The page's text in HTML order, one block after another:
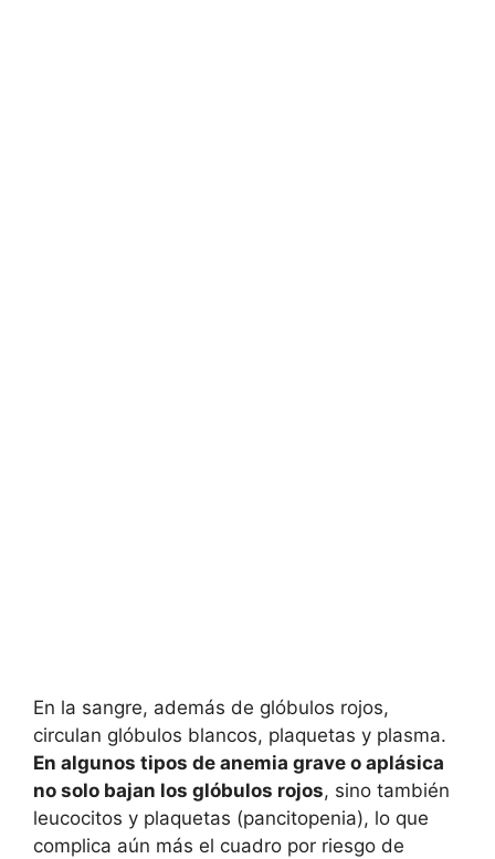
En la sangre, además de glóbulos rojos,
circulan glóbulos blancos, plaquetas y plasma.
En algunos tipos de anemia grave o aplásica
no solo bajan los glóbulos rojos, sino también
leucocitos y plaquetas (pancitopenia), lo que
complica aún más el cuadro por riesgo de